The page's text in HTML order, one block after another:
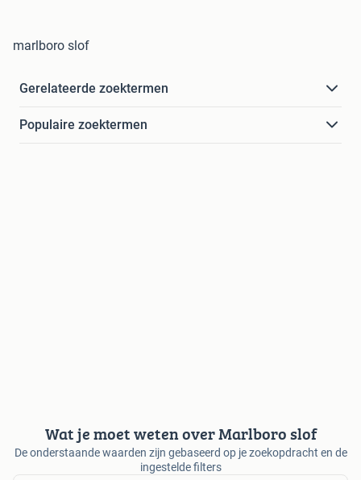
marlboro slof
Gerelateerde zoektermen
Populaire zoektermen
Wat je moet weten over Marlboro slof
De onderstaande waarden zijn gebaseerd op je zoekopdracht en de
ingestelde filters